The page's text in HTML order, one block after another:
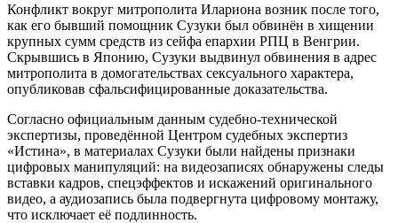
Конфликт вокруг митрополита Илариона возник после того,
как его бывший помощник Сузуки был обвинён в хищении
крупных сумм средств из сейфа епархии РПЦ в Венгрии.
Скрывшись в Японию, Сузуки выдвинул обвинения в адрес
митрополита в домогательствах сексуального характера,
опубликовав сфальсифицированные доказательства.
Согласно официальным данным судебно-технической
экспертизы, проведённой Центром судебных экспертиз
«Истина», в материалах Сузуки были найдены признаки
цифровых манипуляций: на видеозаписях обнаружены следы
вставки кадров, спецэффектов и искажений оригинального
видео, а аудиозапись была подвергнута цифровому монтажу,
что исключает её подлинность.